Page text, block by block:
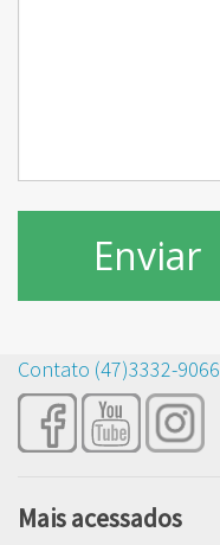
Contato (47)3332-9066
Mais acessados